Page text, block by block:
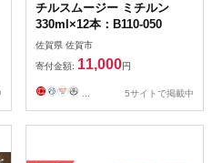
チルスムージー ミチルン
330ml×12本：B110-050
佐賀県 佐賀市
寄付金額: 11,000円
5サイトで掲載中